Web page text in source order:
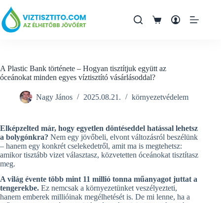
tartalomra
Bevásárlókosár
A Plastic Bank története – Hogyan tisztítjuk együtt az
óceánokat minden egyes víztisztító vásárlásoddal?
Nagy János 2025.08.21. környezetvédelem
Elképzelted már, hogy egyetlen döntéseddel hatással lehetsz
a bolygónkra? Nem egy jövőbeli, elvont változásról beszélünk
– hanem egy konkrét cselekedetről, amit ma is megtehetsz:
amikor tisztább vizet választasz, közvetetten óceánokat tisztítasz
meg.
A világ évente több mint 11 millió tonna műanyagot juttat a
tengerekbe. Ez nemcsak a környezetünket veszélyezteti,
hanem emberek millióinak megélhetését is. De mi lenne, ha a